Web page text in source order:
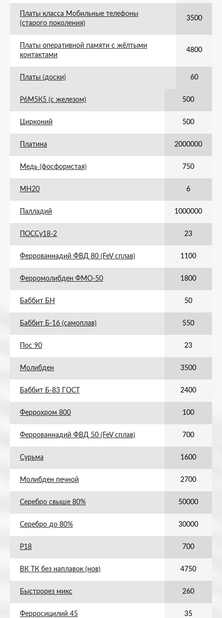
Платы класса Мобильные телефоны
(старого поколения)
3500
Платы оперативной памяти с жёлтыми
контактами
4800
Платы (доски) 60
Р6М5К5 (с железом) 500
Цирконий 500
Платина 2000000
Медь (фосфористая) 750
МН20 6
Палладий 1000000
ПОССу18-2 23
Феррованнадий ФВД 80 (FeV сплав) 1100
Ферромолибден ФМО-50 1800
Баббит БН 50
Баббит Б-16 (самоплав) 550
Пос 90 23
Молибден 3500
Баббит Б-83 ГОСТ 2400
Феррохром 800 100
Феррованнадий ФВД 50 (FeV сплав) 700
Сурьма 1600
Молибден печной 2700
Серебро свыше 80% 50000
Серебро до 80% 30000
Р18 700
ВК ТК без наплавок (нов) 4750
Быстрорез микс 260
Ферросицилий 45 35